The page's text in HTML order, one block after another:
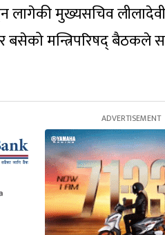
लागेकी मुख्यसचिव
बसेको मन्त्रिपरिषद्